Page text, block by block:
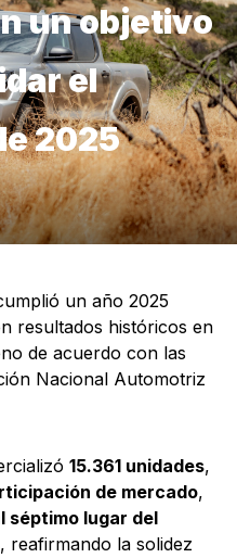
un objetivo
el
2025
un año 2025
resultados históricos en
de acuerdo con las
Nacional Automotriz
15.361 unidades,
de mercado,
séptimo lugar del
, reafirmando la solidez